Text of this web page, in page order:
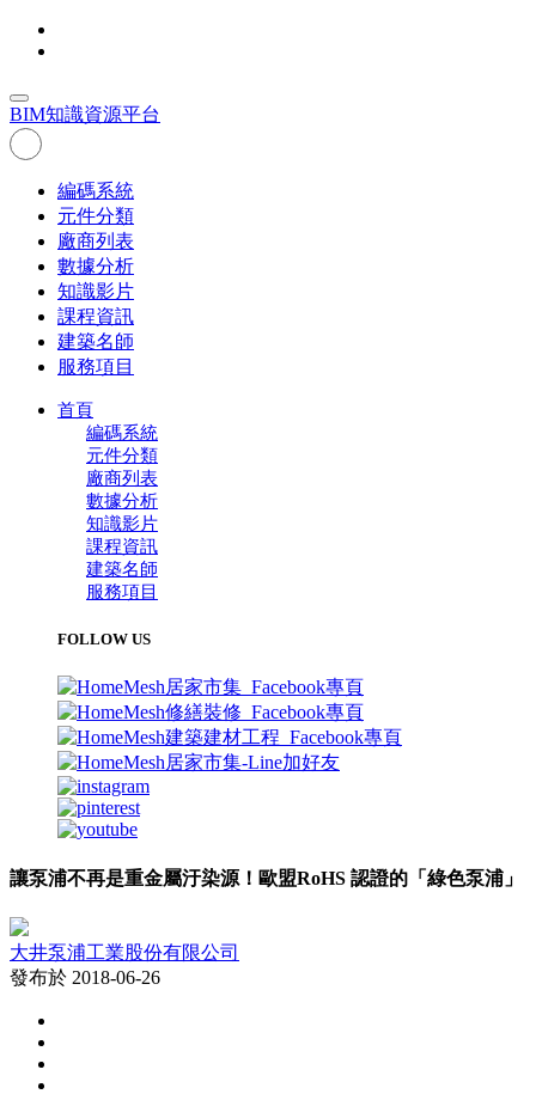
BIM知識資源平台
編碼系統
元件分類
廠商列表
數據分析
知識影片
課程資訊
建築名師
服務項目
首頁
編碼系統
元件分類
廠商列表
數據分析
知識影片
課程資訊
建築名師
服務項目
FOLLOW US
讓泵浦不再是重金屬汙染源！歐盟RoHS 認證的「綠色泵浦」
大井泵浦工業股份有限公司
發布於 2018-06-26